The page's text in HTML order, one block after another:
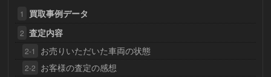
1 買取事例データ
2 査定内容
2-1 お売りいただいた車両の状態
2-2 お客様の査定の感想